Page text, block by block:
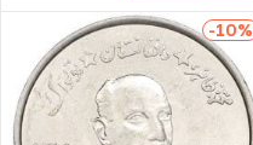
-10%